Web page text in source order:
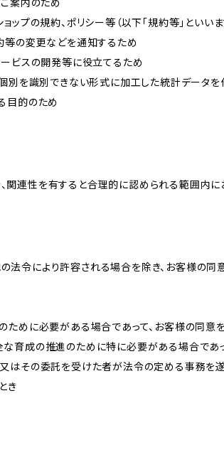
ご案内のため
ョップの規約、ポリシー等（以下「規約等」とい
等の変更などを通知するため
ービスの開発等に役立てるため
個別を識別できない形式に加工した統計データ
目的のため
関連性を有すると合理的に認められる範囲内
法令により許容される場合を除き、お客様の
ために必要がある場合であって、お客様の同意
な育成の推進のために特に必要がある場合であ
又はその委託を受けた者が法令の定める事務
き